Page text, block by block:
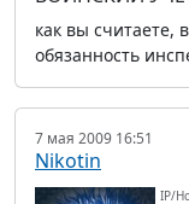
как вы считаете,
обязанность
7 мая 2009 16:51
Nikotin
IP/